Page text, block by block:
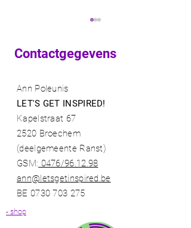
Van conceptidee naar een
business met voldoende
klanten
Contactgegevens
Ann Poleunis
LET'S GET INSPIRED!
Kapelstraat 67
2520 Broechem
(deelgemeente Ranst)​
GSM: 0476/96.12.98​
ann@letsgetinspired.be
BE 0730 703 275
- shop